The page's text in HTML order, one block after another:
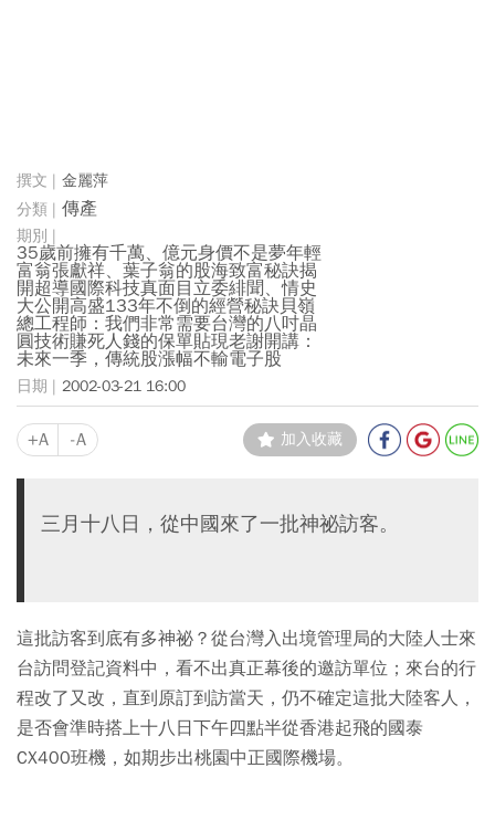
金麗萍
傳產
35歲前擁有千萬、億元身價不是夢年輕
富翁張獻祥、葉子翁的股海致富秘訣揭
開超導國際科技真面目立委緋聞、情史
大公開高盛133年不倒的經營秘訣貝嶺
總工程師：我們非常需要台灣的八吋晶
圓技術賺死人錢的保單貼現老謝開講：
未來一季，傳統股漲幅不輸電子股
2002-03-21 16:00
+A -A 加入收藏
三月十八日，從中國來了一批神祕訪客。
這批訪客到底有多神祕？從台灣入出境管理局的大陸人士來
台訪問登記資料中，看不出真正幕後的邀訪單位；來台的行
程改了又改，直到原訂到訪當天，仍不確定這批大陸客人，
是否會準時搭上十八日下午四點半從香港起飛的國泰
CX400班機，如期步出桃園中正國際機場。